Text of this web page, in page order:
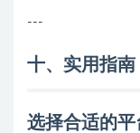
---
十、实用指
选择合适的平